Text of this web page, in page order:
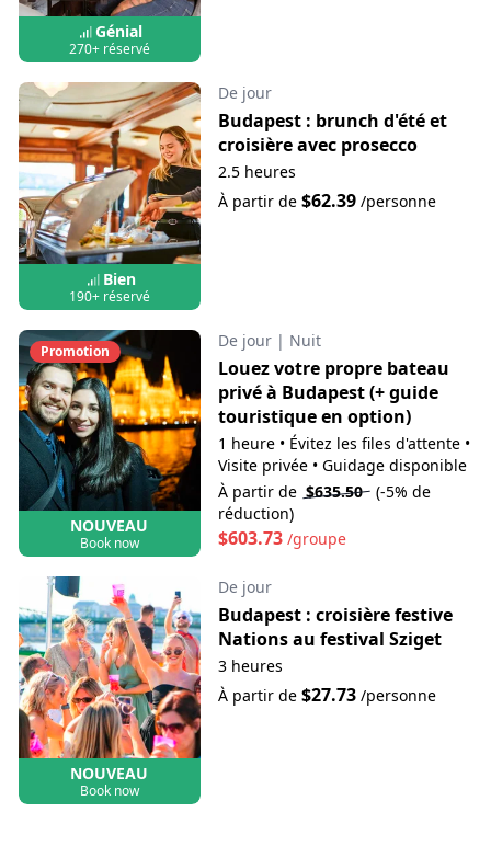
Génial
270+ réservé
Bien
190+ réservé
De jour
Budapest : brunch d'été et
croisière avec prosecco
2.5 heures
À partir de $62.39/personne
Promotion
NOUVEAU
Book now
De jour | Nuit
Louez votre propre bateau
privé à Budapest (+ guide
touristique en option)
1 heure • Évitez les files d'attente •
Visite privée • Guidage disponible
À partir de $635.50 (-5% de
réduction)
$603.73/groupe
NOUVEAU
Book now
De jour
Budapest : croisière festive
Nations au festival Sziget
3 heures
À partir de $27.73/personne